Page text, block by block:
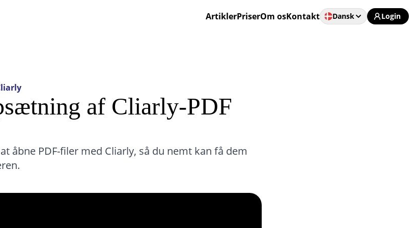
ArtiklerPriserOm osKontakt Dansk Login
af Cliarly-PDF
åbne PDF-filer med Cliarly, så du nemt kan få dem